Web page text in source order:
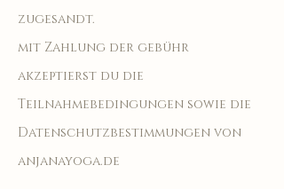
zugesandt.
mit Zahlung der gebühr
akzeptierst du die
Teilnahmebedingungen sowie die
Datenschutzbestimmungen von
anjanayoga.de